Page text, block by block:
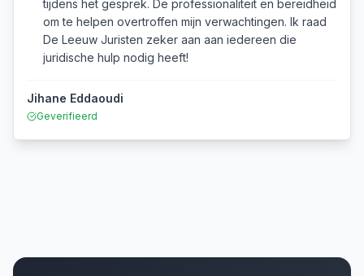
tijdens het gesprek. De professionaliteit en bereidheid
om te helpen overtroffen mijn verwachtingen. Ik raad
De Leeuw Juristen zeker aan aan iedereen die
juridische hulp nodig heeft!
Jihane Eddaoudi
Geverifieerd